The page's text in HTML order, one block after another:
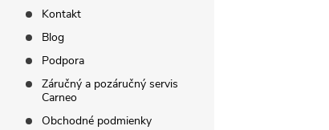
Kontakt
Blog
Podpora
Záručný a pozáručný servis
Carneo
Obchodné podmienky